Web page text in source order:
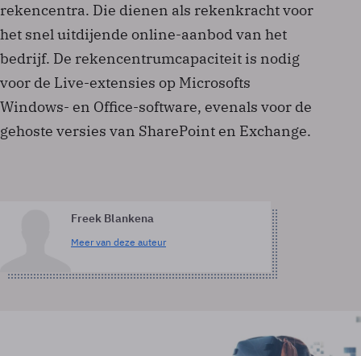
rekencentra. Die dienen als rekenkracht voor
het snel uitdijende online-aanbod van het
bedrijf. De rekencentrumcapaciteit is nodig
voor de Live-extensies op Microsofts
Windows- en Office-software, evenals voor de
gehoste versies van SharePoint en Exchange.
Freek Blankena
Meer van deze auteur